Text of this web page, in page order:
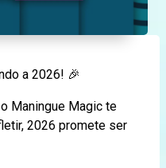
a 2026! 🎉
Maningue Magic te
2026 promete ser